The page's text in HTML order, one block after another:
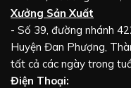
Xưởng Sản Xuất
- Số 39, đường nhánh
Huyện Đan Phượng,
tất cả các ngày trong
Điện Thoại: